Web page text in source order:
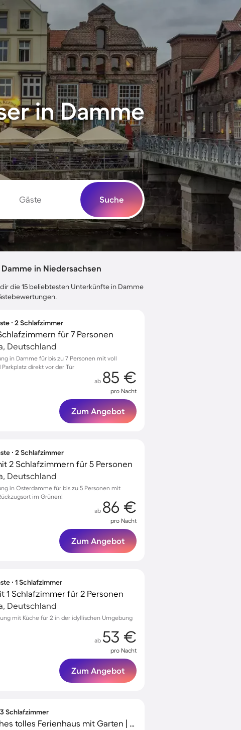
in Damme
Gäste Suche
in Niedersachsen
die 15 beliebtesten Unterkünfte in Damme
∙ 2 Schlafzimmer
für 7 Personen
Deutschland
in Damme für bis zu 7 Personen mit voll
direkt vor der Tür
ab 85 €
pro Nacht
Zum Angebot
∙ 2 Schlafzimmer
2 Schlafzimmern für 5 Personen
Deutschland
in Osterdamme für bis zu 5 Personen mit
im Grünen!
ab 86 €
pro Nacht
Zum Angebot
∙ 1 Schlafzimmer
1 Schlafzimmer für 2 Personen
Deutschland
mit Küche für 2 in der idyllischen Umgebung
ab 53 €
pro Nacht
Zum Angebot
3 Schlafzimmer
Familienfreundliches tolles Ferienhaus mit Garten | Gartenblick | Haustiere erlaubt